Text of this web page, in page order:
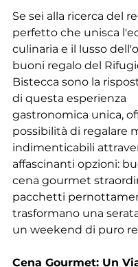
Se sei alla ricerca del
perfetto che unisca
culinaria e il lusso
buoni regalo del
Bistecca sono la
di questa esperienza
gastronomica unica,
possibilità di regalare
indimenticabili
affascinanti opzioni:
cena gourmet
pacchetti
trasformano una
un weekend di puro
Cena Gourmet: Un